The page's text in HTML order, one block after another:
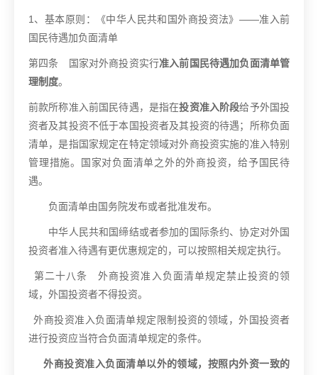
1 、基本原则：《中华人民共和国外商投资法》 ——准入前
国民待遇加负面清单
第四条 国家对外商投资实行准入前国民待遇加负面清单管
理制度。
前款所称准入前国民待遇，是指在投资准入阶段给予外国投
资者及其投资不低于本国投资者及其投资的待遇；所称负面
清单，是指国家规定在特定领域对外商投资实施的准入特别
管理措施。国家对负面清单之外的外商投资，给予国民待
遇。
负面清单由国务院发布或者批准发布。
中华人民共和国缔结或者参加的国际条约、协定对外国
投资者准入待遇有更优惠规定的，可以按照相关规定执行。
第二十八条 外商投资准入负面清单规定禁止投资的领
域，外国投资者不得投资。
外商投资准入负面清单规定限制投资的领域，外国投资者
进行投资应当符合负面清单规定的条件。
外商投资准入负面清单以外的领域，按照内外资一致的